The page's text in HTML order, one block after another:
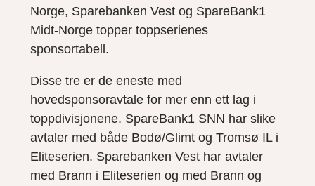
Norge, Sparebanken Vest og SpareBank1
Midt-Norge topper toppserienes
sponsortabell.
Disse tre er de eneste med
hovedsponsoravtale for mer enn ett lag i
toppdivisjonene. SpareBank1 SNN har slike
avtaler med både Bodø/Glimt og Tromsø IL i
Eliteserien. Sparebanken Vest har avtaler
med Brann i Eliteserien og med Brann og